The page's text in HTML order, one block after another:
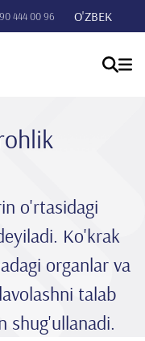
444 00 96 O'ZBEK
o'rtasidagi
Ko'krak
organlar va
talab
shug'ullanadi.